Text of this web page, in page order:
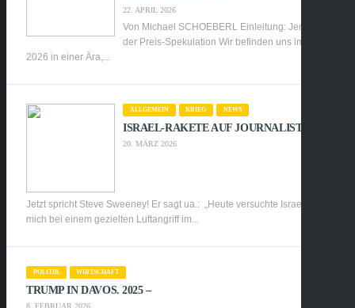
22. APRIL 2026
Von Michael SCHOEBERL Einleitung: Jenseits
der Preis-Spekulation Wir befinden uns im Jahr
2026 in einer Ära,...
ALLGEMEIN KRIEG NEWS
ISRAEL-RAKETE AUF JOURNALISTEN:
20. MÄRZ 2026
Jetzt spricht Steve Sweeney! Er sagt ua.: „Heute versuchte Israel,
mich bei einem gezielten Luftangriff im...
POLITIK WIRTSCHAFT
TRUMP IN DAVOS. 2025 –
8. FEBRUAR 2026